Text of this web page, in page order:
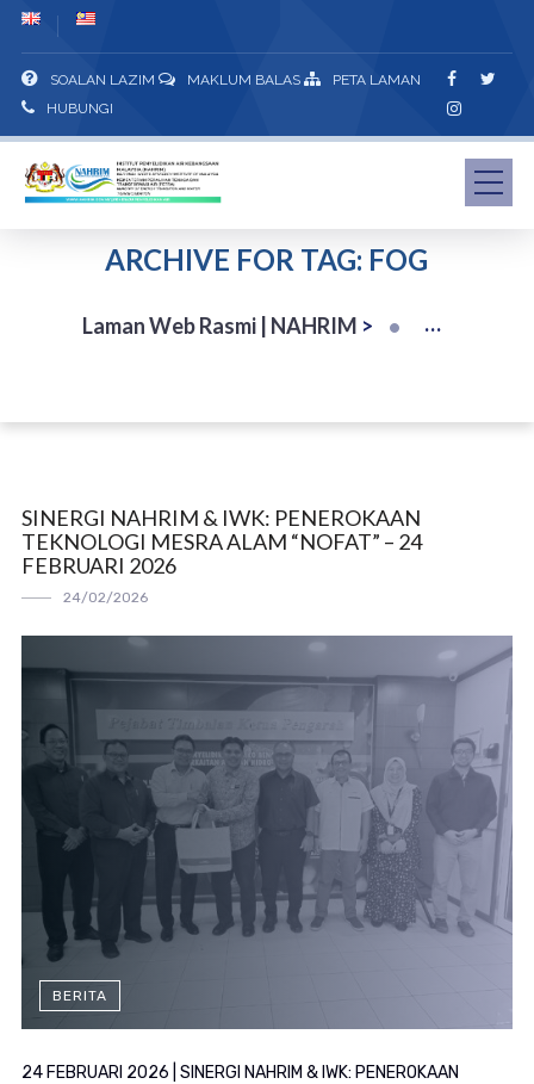
SOALAN LAZIM MAKLUM BALAS
PETA LAMAN
HUBUNGI
ARCHIVE FOR TAG: FOG
Laman Web Rasmi | NAHRIM >
SINERGI NAHRIM & IWK: PENEROKAAN
TEKNOLOGI MESRA ALAM “NOFAT” – 24
FEBRUARI 2026
24/02/2026
BERITA
24 FEBRUARI 2026 | SINERGI NAHRIM & IWK: PENEROKAAN